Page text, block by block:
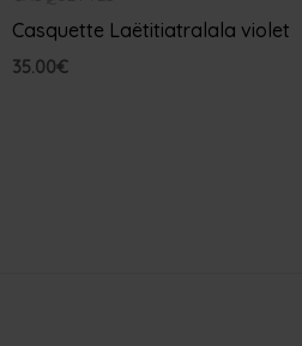
Casquette Laëtitiatralala violet
35.00€